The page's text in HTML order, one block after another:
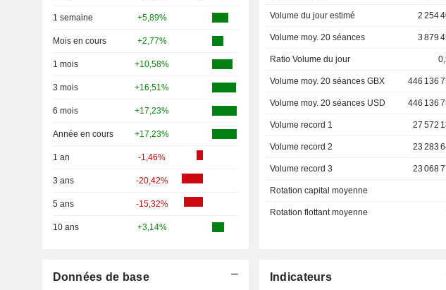
1 semaine +5,89%
Mois en cours +2,77%
1 mois +10,58%
3 mois +16,51%
6 mois +17,23%
Année en cours +17,23%
1 an -1,46%
3 ans -20,42%
5 ans -15,32%
10 ans +3,14%
Volume du jour estimé 2 254
Volume moy. 20 séances 3 879
Ratio Volume du jour
Volume moy. 20 séances GBX 446 136
Volume moy. 20 séances USD 446 136
Volume record 1 27 572
Volume record 2 23 283
Volume record 3 23 068
Rotation capital moyenne
Rotation flottant moyenne
Données de base Indicateurs